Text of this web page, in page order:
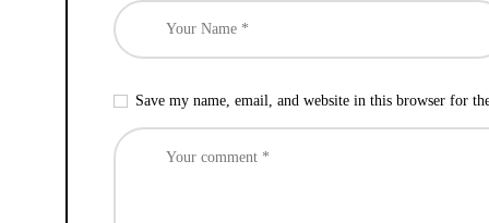
Save my name, email, and website in this browser for